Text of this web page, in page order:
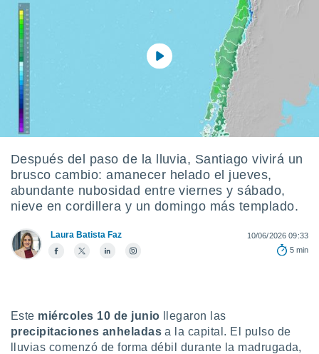
y
forma
digital
basada
seguir
contenido
botón
nuestros
ACEPTAR
CONTINUAR
Después del paso de la lluvia, Santiago vivirá un
brusco cambio: amanecer helado el jueves,
abundante nubosidad entre viernes y sábado,
nieve en cordillera y un domingo más templado.
Laura Batista Faz
10/06/2026 09:33
5 min
Este miércoles 10 de junio
llegaron las
precipitaciones anheladas a la capital. El pulso de
lluvias comenzó de forma débil durante la madrugada,